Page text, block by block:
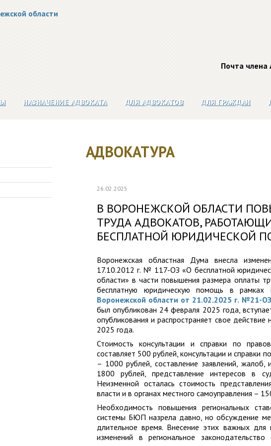
Почта
НАЗНАЧЕНИЕ АДВОКАТА ДЛЯ АДВОКАТОВ ДЛЯ ГРАЖДАН
АДВОКАТУРА
26.02.2025
В ВОРОНЕЖСКОЙ ОБЛАСТИ
ТРУДА АДВОКАТОВ,
БЕСПЛАТНОЙ ЮРИДИЧЕСКОЙ
Воронежская областная Дума внесла
17.10.2012 г. № 117-ОЗ «О бесплатной
области» в части повышения размера оплаты
бесплатную юридическую помощь в рамках
Воронежской области от 21.02.2025 г. №21-ОЗ
был опубликован 24 февраля 2025 года,
опубликования и распространяет свое
2025 года.
Стоимость консультации и справки по
составляет 500 рублей, консультации и
– 1000 рублей, составление заявлений,
1800 рублей, представление интересов в
Неизменной осталась стоимость
власти и в органах местного самоуправления –
Необходимость повышения региональных
системы БЮП назрела давно, но обсуждение
длительное время. Внесение этих важных для
изменений в региональное